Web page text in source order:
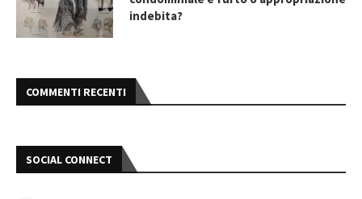
indebita?
COMMENTI RECENTI
SOCIAL CONNECT